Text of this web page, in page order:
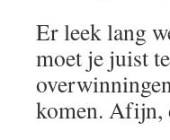
Er leek lang
moet je juist
komen. Afijn,